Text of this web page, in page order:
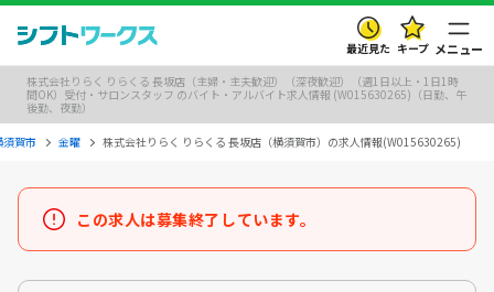
最近見た キープ メニュー
株式会社りらく りらくる 長坂店（主婦・主夫歓迎）（深夜歓迎）（週1日以上・1日1時
間OK）受付・サロンスタッフ のバイト・アルバイト求人情報 (W015630265)（日勤、午
後勤、夜勤）
須賀市 金曜 株式会社りらく りらくる 長坂店（横須賀市）の求人情報(W015630265)
この求人は募集終了しています。